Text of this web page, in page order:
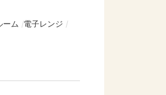
ーム
電子レンジ